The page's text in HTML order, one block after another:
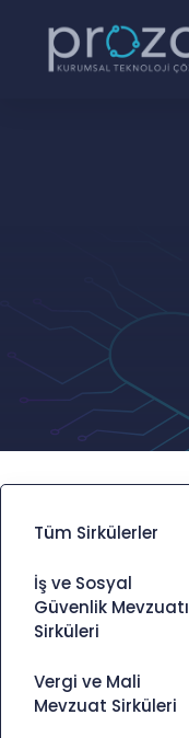
Tüm Sirkülerler
İş ve Sosyal
Güvenlik Mevzuatı
Sirküleri
Vergi ve Mali
Mevzuat Sirküleri